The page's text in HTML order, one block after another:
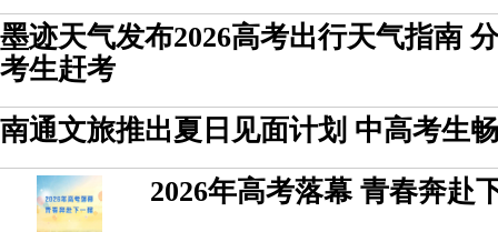
墨迹天气发布2026高考出行天气指南
考生赶考
南通文旅推出夏日见面计划 中高考生
2026年高考落幕 青春奔赴